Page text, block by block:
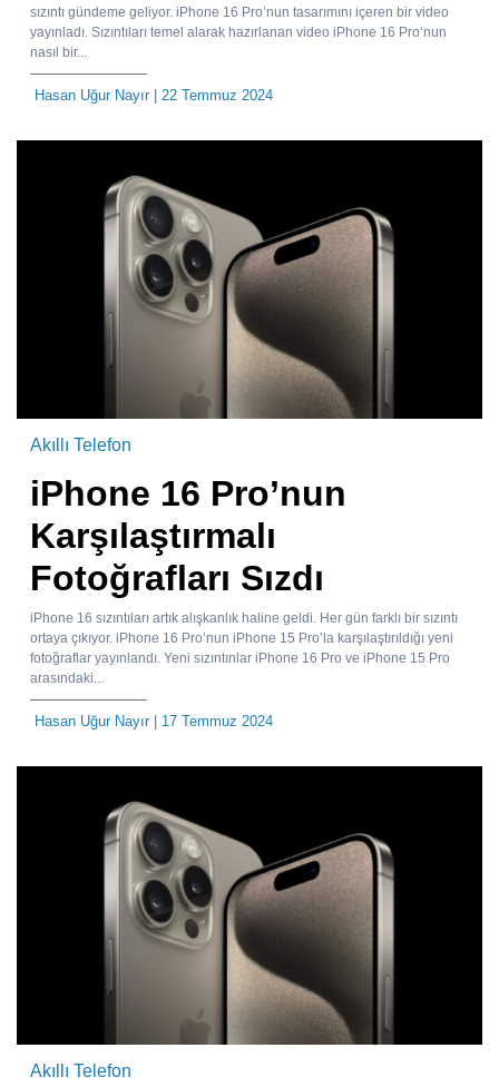
sızıntı gündeme geliyor. iPhone 16 Pro’nun tasarımını içeren bir video
yayınladı. Sızıntıları temel alarak hazırlanan video iPhone 16 Pro‘nun
nasıl bir...
Hasan Uğur Nayır| 22 Temmuz 2024
Akıllı Telefon
iPhone 16 Pro’nun
Karşılaştırmalı
Fotoğrafları Sızdı
iPhone 16 sızıntıları artık alışkanlık haline geldi. Her gün farklı bir sızıntı
ortaya çıkıyor. iPhone 16 Pro’nun iPhone 15 Pro’la karşılaştırıldığı yeni
fotoğraflar yayınlandı. Yeni sızıntınlar iPhone 16 Pro ve iPhone 15 Pro
arasındaki...
Hasan Uğur Nayır| 17 Temmuz 2024
Akıllı Telefon